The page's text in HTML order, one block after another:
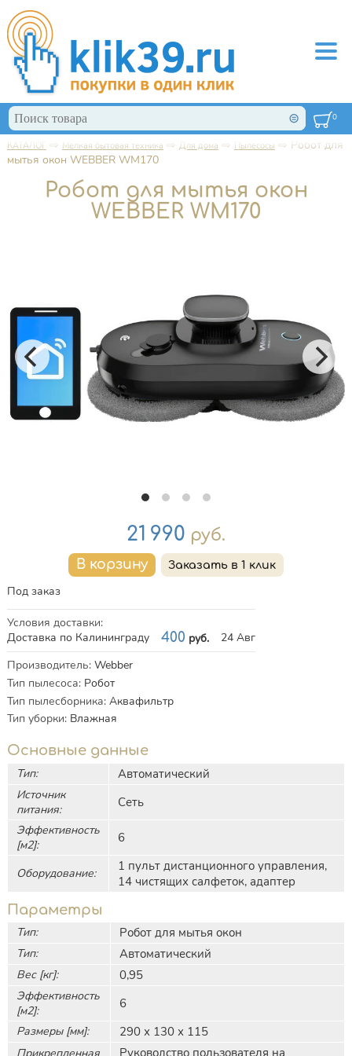
Перейти к основному содержанию
Форма поиска
Поиск 0
Вы здесь
КАТАЛОГ ⇨ Мелкая бытовая техника ⇨ Для дома ⇨ Пылесосы ⇨ Робот для
мытья окон WEBBER WM170
Робот для мытья окон
WEBBER WM170
Цена
21 990 руб.
Под заказ
Условия доставки:
Доставка по Калининграду
400 руб.
24 Авг
Характеристики
Производитель: Webber
Тип пылесоса: Робот
Тип пылесборника: Аквафильтр
Тип уборки: Влажная
Основные данные
Тип: Автоматический
Источник
питания:
Сеть
Эффективность
[м2]:
6
Оборудование:
1 пульт дистанционного управления,
14 чистящих салфеток, адаптер
Параметры
Тип: Робот для мытья окон
Тип: Автоматический
Вес [кг]: 0,95
Эффективность
[м2]:
6
Размеры [мм]: 290 х 130 х 115